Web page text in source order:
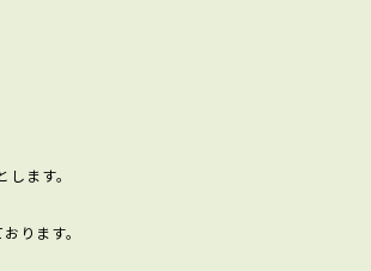
ます。
ります。